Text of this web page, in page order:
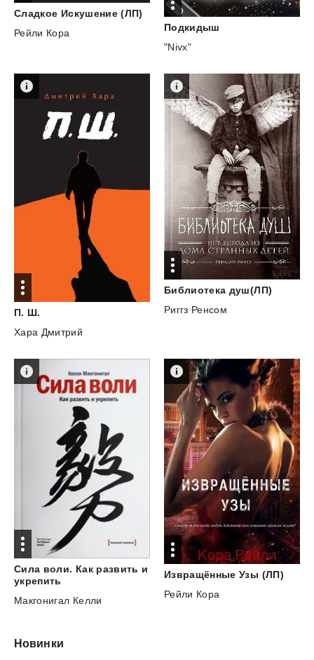
Сладкое Искушение (ЛП)
Рейли Кора
Подкидыш
"Nivx"
П. Ш.
Хара Дмитрий
Библиотека душ(ЛП)
Риггз Ренсом
Сила воли. Как развить и
укрепить
Макгонигал Келли
Извращённые Узы (ЛП)
Рейли Кора
Новинки